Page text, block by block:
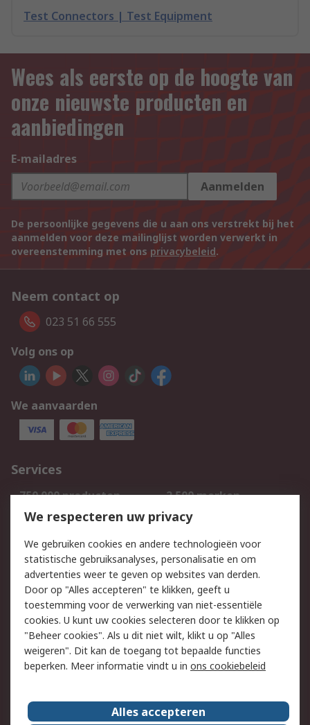
Test Connectors | Test Equipment
Wees als eerste op de hoogte van
onze nieuwste producten en
aanbiedingen
E-mailadres
Aanmelden
De persoonlijke gegevens die u aan ons verstrekt bij het
aanmelden voor deze mailinglijst worden verwerkt in
overeenstemming met ons privacybeleid.
Neem contact op
023 51 66 555
Volg ons op
We aanvaarden
Services
750.000 producten
2.500 merken
Bestellen
Inkoopoplossingen
Track & Trace
Wettelijk
Cookiebeleid
Email veiligheid
Privacybeleid
Websitevoorwaarden
Algemene
verkoopvoorwaarden
Over RS
We respecteren uw privacy
We gebruiken cookies en andere technologieën voor
statistische gebruiksanalyses, personalisatie en om
advertenties weer te geven op websites van derden.
Door op "Alles accepteren" te klikken, geeft u
toestemming voor de verwerking van niet-essentiële
cookies. U kunt uw cookies selecteren door te klikken op
"Beheer cookies". Als u dit niet wilt, klikt u op "Alles
weigeren". Dit kan de toegang tot bepaalde functies
beperken. Meer informatie vindt u in ons cookiebeleid
Alles accepteren